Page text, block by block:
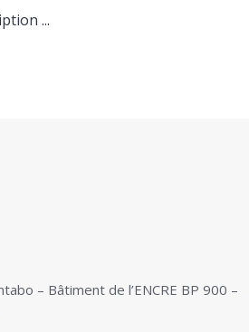
...
– Bâtiment de l’ENCRE BP 900 –